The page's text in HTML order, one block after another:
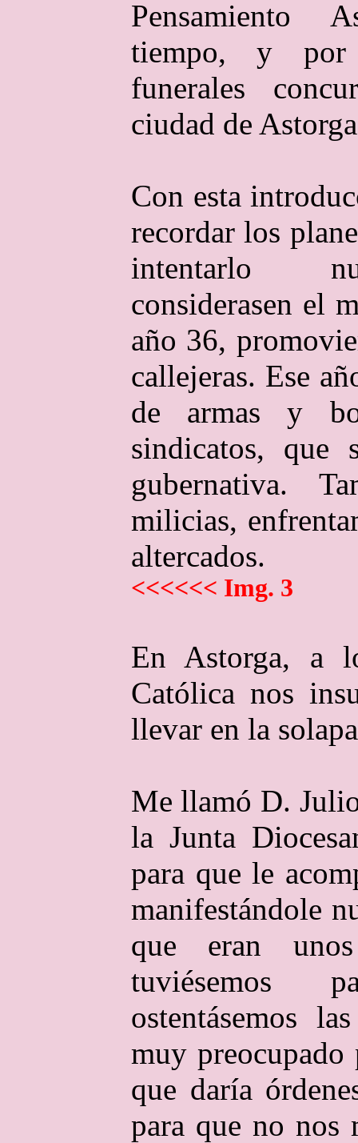
Pensamiento
tiempo, y por
funerales
ciudad de
Con esta
recordar los
intentarlo
considerasen el
año 36,
callejeras. Ese
de armas y
sindicatos, que
gubernativa.
milicias,
altercados.
<<<<<< Img. 3
En Astorga, a
Católica nos
llevar en la
Me llamó D.
la Junta
para que le
manifestándole
que eran
tuviésemos
ostentásemos
muy
que daría
para que no nos